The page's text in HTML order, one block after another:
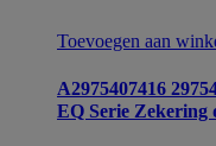
Toevoegen aan
A2975407416
EQ Serie Zekering